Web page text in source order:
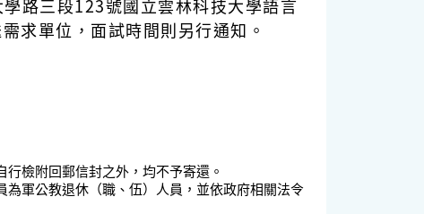
路三段123號國立雲林科技大學語言
求單位，面試時間則另行通知。
檢附回郵信封之外，均不予寄還。
為軍公教退休（職、伍）人員，並依政府相關法令